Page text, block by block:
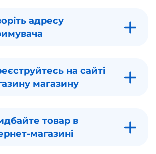
адресу
на сайті
магазину
товар в
магазині